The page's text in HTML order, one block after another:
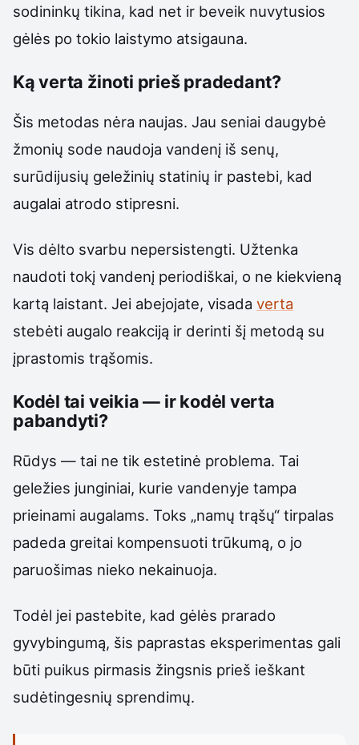
sodininkų tikina, kad net ir beveik nuvytusios
gėlės po tokio laistymo atsigauna.
Ką verta žinoti prieš pradedant?
Šis metodas nėra naujas. Jau seniai daugybė
žmonių sode naudoja vandenį iš senų,
surūdijusių geležinių statinių ir pastebi, kad
augalai atrodo stipresni.
Vis dėlto svarbu nepersistengti. Užtenka
naudoti tokį vandenį periodiškai, o ne kiekvieną
kartą laistant. Jei abejojate, visada verta
stebėti augalo reakciją ir derinti šį metodą su
įprastomis trąšomis.
Kodėl tai veikia — ir kodėl verta
pabandyti?
Rūdys — tai ne tik estetinė problema. Tai
geležies junginiai, kurie vandenyje tampa
prieinami augalams. Toks „namų trąšų“ tirpalas
padeda greitai kompensuoti trūkumą, o jo
paruošimas nieko nekainuoja.
Todėl jei pastebite, kad gėlės prarado
gyvybingumą, šis paprastas eksperimentas gali
būti puikus pirmasis žingsnis prieš ieškant
sudėtingesnių sprendimų.